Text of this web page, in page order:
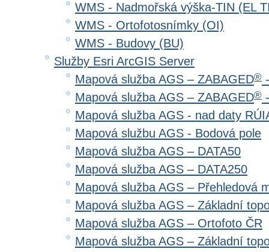
WMS - Nadmořská výška-TIN (EL
WMS - Ortofotosnímky (OI)
WMS - Budovy (BU)
Služby Esri ArcGIS Server
Mapová služba AGS – ZABAGED®
Mapová služba AGS – ZABAGED®
Mapová služba AGS - nad daty
Mapová službu AGS - Bodová pole
Mapová služba AGS – DATA50
Mapová služba AGS – DATA250
Mapová služba AGS – Přehledová
Mapová služba AGS – Základní
Mapová služba AGS – Ortofoto ČR
Mapová služba AGS – Základní